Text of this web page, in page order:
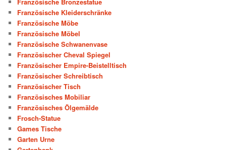
Französische Kleiderschränke
Französische Möbe
Französische Möbel
Französische Schwanenvase
Französischer Cheval Spiegel
Französischer Empire-Beistelltisch
Französischer Schreibtisch
Französischer Tisch
Französisches Mobiliar
Französisches Ölgemälde
Frosch-Statue
Games Tische
Garten Urne